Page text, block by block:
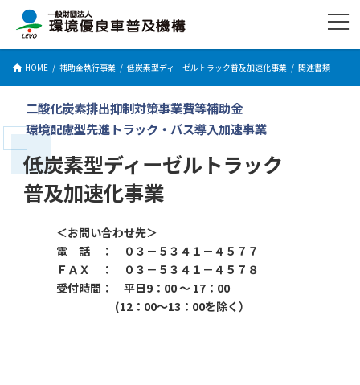
へ
プ
ョ
動
HOME 補助金執行事業 低炭素型ディーゼルトラック普及加速化事業 関連書類
二酸化炭素排出抑制対策事業費等補助金
環境配慮型先進トラック・バス導入加速事業
低炭素型ディーゼルトラック
普及加速化事業
＜お問い合わせ先＞
電 話 ： ０３－５３４１－４５７７
ＦＡＸ
：
０３－５３４１－４５７８
受付時間 ： 平日9：00 ～ 17：00
(12：00～13：00を除く）